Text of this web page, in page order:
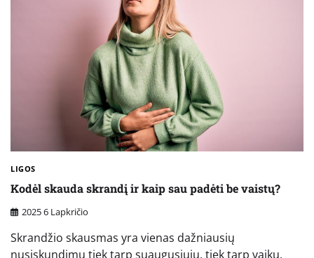
LIGOS
Kodėl skauda skrandį ir kaip sau padėti be vaistų?
2025 6 Lapkričio
Skrandžio skausmas yra vienas dažniausių
nusiskundimų tiek tarp suaugusiųjų, tiek tarp vaikų.